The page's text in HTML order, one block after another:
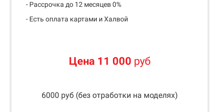
- Рассрочка до 12 месяцев 0%
- Есть оплата картами и Халвой
Цена 11 000 руб
6000 руб (без отработки на моделях)